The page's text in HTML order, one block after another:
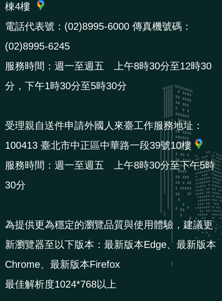
棟4樓
電話代表號：(02)8995-6000 傳真機號碼：
(02)8995-6245
服務時間：週一至週五 上午8時30分至12時30
分，下午1時30分至5時30分
受理親自送件申請外國人來臺工作服務地址：
100413 臺北市中正區中華路一段39號10樓
服務時間：週一至週五 上午8時30分至下午5時
30分
為提供更為穩定的瀏覽品質與使用體驗，建議更
新瀏覽器至以下版本：最新版本Edge、最新版本
Chrome、最新版本Firefox
最佳解析度1024*768以上